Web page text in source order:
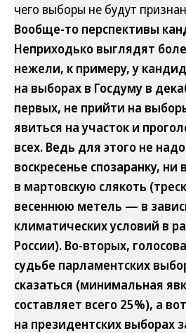
чего выборы не будут
Вообще-то перспективы
Неприходько выглядят
нежели, к примеру, у
на выборах в Госдуму в
первых, не прийти на
явиться на участок и
всех. Ведь для этого не
воскресенье спозаранку,
в мартовскую слякоть
весеннюю метель — в
климатических условий в
России). Во-вторых,
судьбе парламентских
сказаться (минимальная
составляет всего 25%), а
на президентских выборах